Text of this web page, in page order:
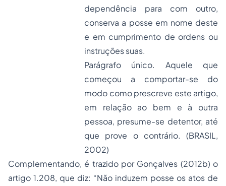
dependência para com outro,
conserva a posse em nome deste
e em cumprimento de ordens ou
instruções suas.
Parágrafo único. Aquele que
começou a comportar-se do
modo como prescreve este artigo,
em relação ao bem e à outra
pessoa, presume-se detentor, até
que prove o contrário. (BRASIL,
2002)
Complementando, é trazido por Gonçalves (2012b) o
artigo 1.208, que diz: “Não induzem posse os atos de